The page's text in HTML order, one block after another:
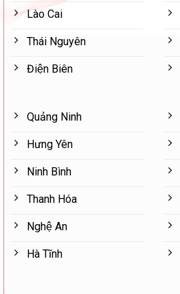
Lào Cai
Thái Nguyên
Điện Biên
Quảng Ninh
Hưng Yên
Ninh Bình
Thanh Hóa
Nghệ An
Hà Tĩnh